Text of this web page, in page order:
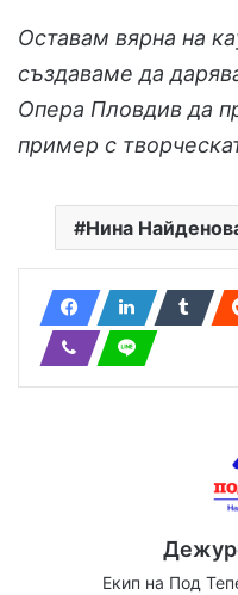
Оставам вярна на
създаваме да
Опера Пловдив да
пример с
Нина
Екип на Под